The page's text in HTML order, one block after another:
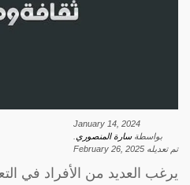
January 14, 2024
بواسطةسارة المنصوري
تم تعديله February 26, 2025